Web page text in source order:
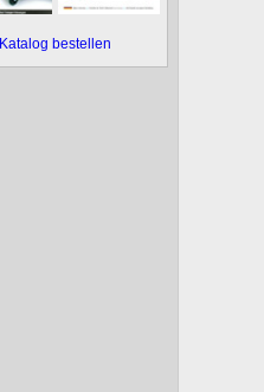
Katalog bestellen